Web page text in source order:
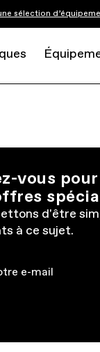
sélection
vous
d'être
à ce sujet.